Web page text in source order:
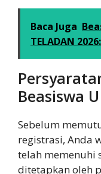
Baca Juga
TELADAN
Beasiswa
Sebelum
registrasi, Anda
telah memenuhi
ditetapkan oleh